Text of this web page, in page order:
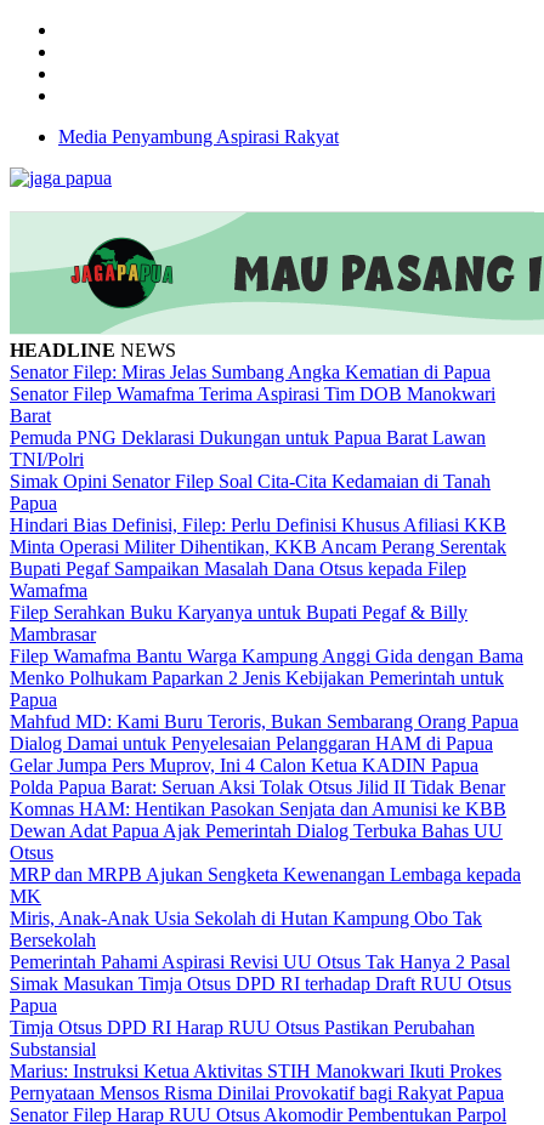
Media Penyambung Aspirasi Rakyat
HEADLINE NEWS
Senator Filep: Miras Jelas Sumbang Angka Kematian di Papua
Senator Filep Wamafma Terima Aspirasi Tim DOB Manokwari
Barat
Pemuda PNG Deklarasi Dukungan untuk Papua Barat Lawan
TNI/Polri
Simak Opini Senator Filep Soal Cita-Cita Kedamaian di Tanah
Papua
Hindari Bias Definisi, Filep: Perlu Definisi Khusus Afiliasi KKB
Minta Operasi Militer Dihentikan, KKB Ancam Perang Serentak
Bupati Pegaf Sampaikan Masalah Dana Otsus kepada Filep
Wamafma
Filep Serahkan Buku Karyanya untuk Bupati Pegaf & Billy
Mambrasar
Filep Wamafma Bantu Warga Kampung Anggi Gida dengan Bama
Menko Polhukam Paparkan 2 Jenis Kebijakan Pemerintah untuk
Papua
Mahfud MD: Kami Buru Teroris, Bukan Sembarang Orang Papua
Dialog Damai untuk Penyelesaian Pelanggaran HAM di Papua
Gelar Jumpa Pers Muprov, Ini 4 Calon Ketua KADIN Papua
Polda Papua Barat: Seruan Aksi Tolak Otsus Jilid II Tidak Benar
Komnas HAM: Hentikan Pasokan Senjata dan Amunisi ke KBB
Dewan Adat Papua Ajak Pemerintah Dialog Terbuka Bahas UU
Otsus
MRP dan MRPB Ajukan Sengketa Kewenangan Lembaga kepada
MK
Miris, Anak-Anak Usia Sekolah di Hutan Kampung Obo Tak
Bersekolah
Pemerintah Pahami Aspirasi Revisi UU Otsus Tak Hanya 2 Pasal
Simak Masukan Timja Otsus DPD RI terhadap Draft RUU Otsus
Papua
Timja Otsus DPD RI Harap RUU Otsus Pastikan Perubahan
Substansial
Marius: Instruksi Ketua Aktivitas STIH Manokwari Ikuti Prokes
Pernyataan Mensos Risma Dinilai Provokatif bagi Rakyat Papua
Senator Filep Harap RUU Otsus Akomodir Pembentukan Parpol